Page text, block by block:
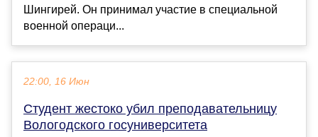
Шингирей. Он принимал участие в специальной
военной операци...
22:00, 16 Июн
Студент жестоко убил преподавательницу
Вологодского госуниверситета